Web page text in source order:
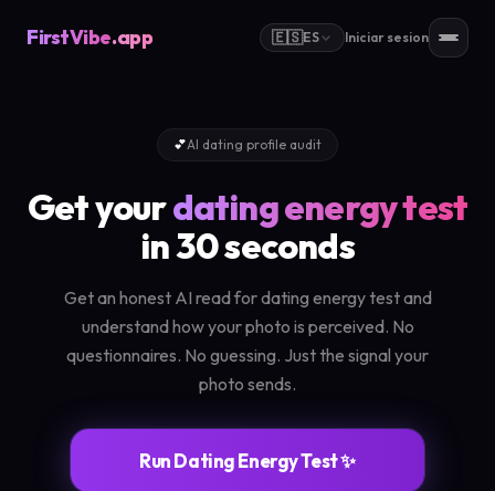
FirstVibe.app 🇪🇸ES Iniciar sesion
💕AI dating profile audit
Get yourdating energy test
in 30 seconds
Get an honest AI read for dating energy test and
understand how your photo is perceived. No
questionnaires. No guessing. Just the signal your
photo sends.
Run Dating Energy Test ✨